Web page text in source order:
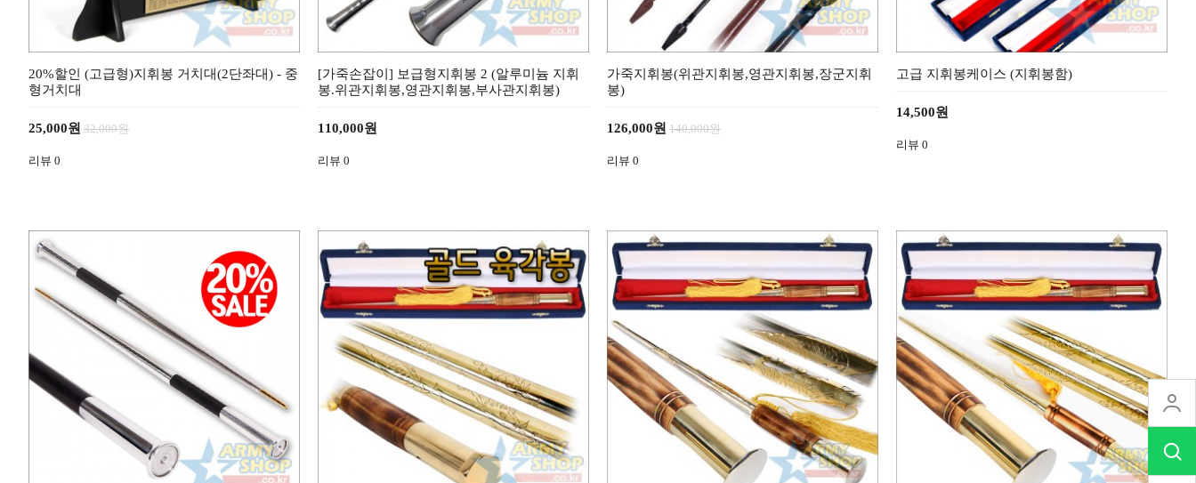
20%할인 (고급형)지휘봉 거치대(2단좌대) - 중
형거치대
25,000원 32,000원
리뷰 0
[가죽손잡이] 보급형지휘봉 2 (알루미늄 지휘
봉.위관지휘봉,영관지휘봉,부사관지휘봉)
110,000원
리뷰 0
가죽지휘봉(위관지휘봉,영관지휘봉,장군지휘
봉)
126,000원 140,000원
리뷰 0
고급 지휘봉케이스 (지휘봉함)
14,500원
리뷰 0